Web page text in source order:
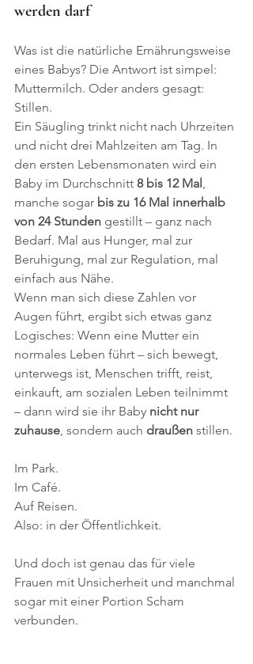
werden darf
Was ist die natürliche Ernährungsweise
eines Babys? Die Antwort ist simpel:
Muttermilch. Oder anders gesagt:
Stillen.
Ein Säugling trinkt nicht nach Uhrzeiten
und nicht drei Mahlzeiten am Tag. In
den ersten Lebensmonaten wird ein
Baby im Durchschnitt 8 bis 12 Mal ,
manche sogar bis zu 16 Mal innerhalb
von 24 Stunden gestillt – ganz nach
Bedarf. Mal aus Hunger, mal zur
Beruhigung, mal zur Regulation, mal
einfach aus Nähe.
Wenn man sich diese Zahlen vor
Augen führt, ergibt sich etwas ganz
Logisches: Wenn eine Mutter ein
normales Leben führt – sich bewegt,
unterwegs ist, Menschen trifft, reist,
einkauft, am sozialen Leben teilnimmt
– dann wird sie ihr Baby nicht nur
zuhause, sondern auch draußen stillen.
Im Park.
Im Café.
Auf Reisen.
Also: in der Öffentlichkeit.
Und doch ist genau das für viele
Frauen mit Unsicherheit und manchmal
sogar mit einer Portion Scham
verbunden.